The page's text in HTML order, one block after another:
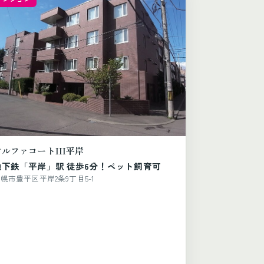
ファコートIII平岸
鉄「平岸」駅 徒歩6分！ペット飼育可
市豊平区平岸2条9丁目5-1